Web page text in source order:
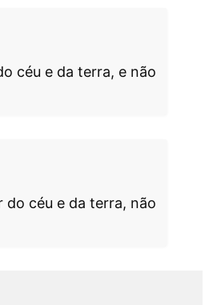
céu e da terra, e não
do céu e da terra, não